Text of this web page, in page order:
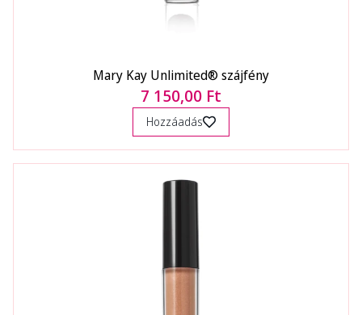
Mary Kay Unlimited® szájfény
7 150,00 Ft
Hozzáadás